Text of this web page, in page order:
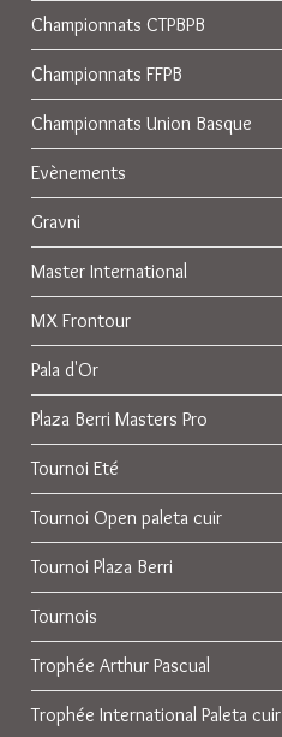
Championnats CTPBPB
Championnats FFPB
Championnats Union Basque
Evènements
Gravni
Master International
MX Frontour
Pala d'Or
Plaza Berri Masters Pro
Tournoi Eté
Tournoi Open paleta cuir
Tournoi Plaza Berri
Tournois
Trophée Arthur Pascual
Trophée International Paleta cuir